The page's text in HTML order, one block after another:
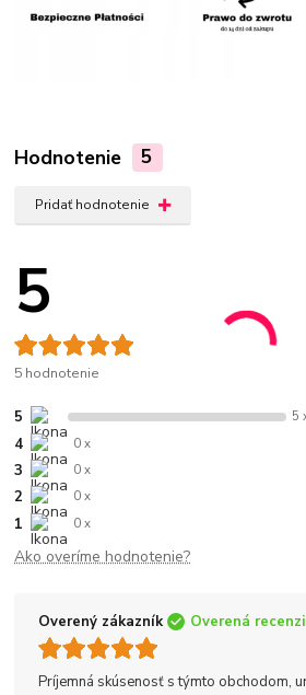
Hodnotenie 5
Pridať hodnotenie
5
5 hodnotenie
5 5
4 0 x
3 0 x
2 0 x
1 0 x
Ako overíme hodnotenie?
Overený zákazník Overená
Príjemná skúsenosť s týmto obchodom,